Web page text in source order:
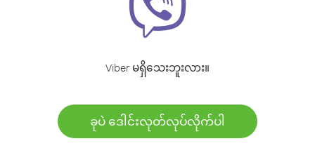
Viber မရှိသေးဘူးလား။
ခုပဲ ဒေါင်းလုတ်လုပ်လိုက်ပါ